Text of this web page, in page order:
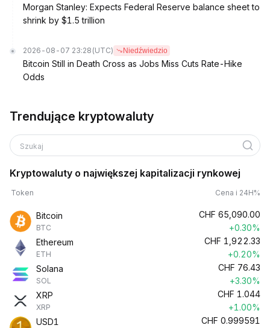
Morgan Stanley: Expects Federal Reserve balance sheet to
shrink by $1.5 trillion
2026-08-07 23:28 (UTC) Niedźwiedzio
Bitcoin Still in Death Cross as Jobs Miss Cuts Rate-Hike
Odds
Trendujące kryptowaluty
Szukaj
Kryptowaluty o największej kapitalizacji rynkowej
Token Cena i 24H%
Bitcoin
BTC
CHF 65,090.00
+0.30%
Ethereum
ETH
CHF 1,922.33
+0.20%
Solana
SOL
CHF 76.43
+3.30%
XRP
XRP
CHF 1.044
+1.00%
USD1
CHF 0.999591